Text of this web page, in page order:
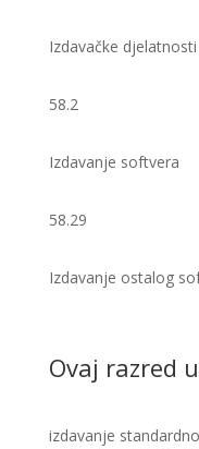
Izdavačke djelatnosti
58.2
Izdavanje softvera
58.29
Izdavanje ostalog
Ovaj razred
izdavanje